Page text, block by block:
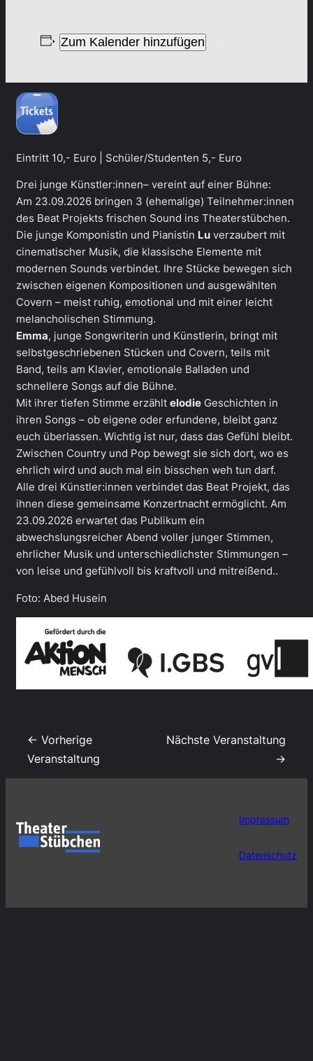
Zum Kalender hinzufügen
Eintritt 10,- Euro | Schüler/Studenten 5,- Euro
Drei junge Künstler:innen– vereint auf einer Bühne:
Am 23.09.2026 bringen 3 (ehemalige) Teilnehmer:innen
des Beat Projekts frischen Sound ins Theaterstübchen.
Die junge Komponistin und Pianistin Lu verzaubert mit
cinematischer Musik, die klassische Elemente mit
modernen Sounds verbindet. Ihre Stücke bewegen sich
zwischen eigenen Kompositionen und ausgewählten
Covern – meist ruhig, emotional und mit einer leicht
melancholischen Stimmung.
Emma, junge Songwriterin und Künstlerin, bringt mit
selbstgeschriebenen Stücken und Covern, teils mit
Band, teils am Klavier, emotionale Balladen und
schnellere Songs auf die Bühne.
Mit ihrer tiefen Stimme erzählt elodie Geschichten in
ihren Songs – ob eigene oder erfundene, bleibt ganz
euch überlassen. Wichtig ist nur, dass das Gefühl bleibt.
Zwischen Country und Pop bewegt sie sich dort, wo es
ehrlich wird und auch mal ein bisschen weh tun darf.
Alle drei Künstler:innen verbindet das Beat Projekt, das
ihnen diese gemeinsame Konzertnacht ermöglicht. Am
23.09.2026 erwartet das Publikum ein
abwechslungsreicher Abend voller junger Stimmen,
ehrlicher Musik und unterschiedlichster Stimmungen –
von leise und gefühlvoll bis kraftvoll und mitreißend..
Foto: Abed Husein
← Vorherige
Veranstaltung
Nächste Veranstaltung
→
Impressum
Datenschutz